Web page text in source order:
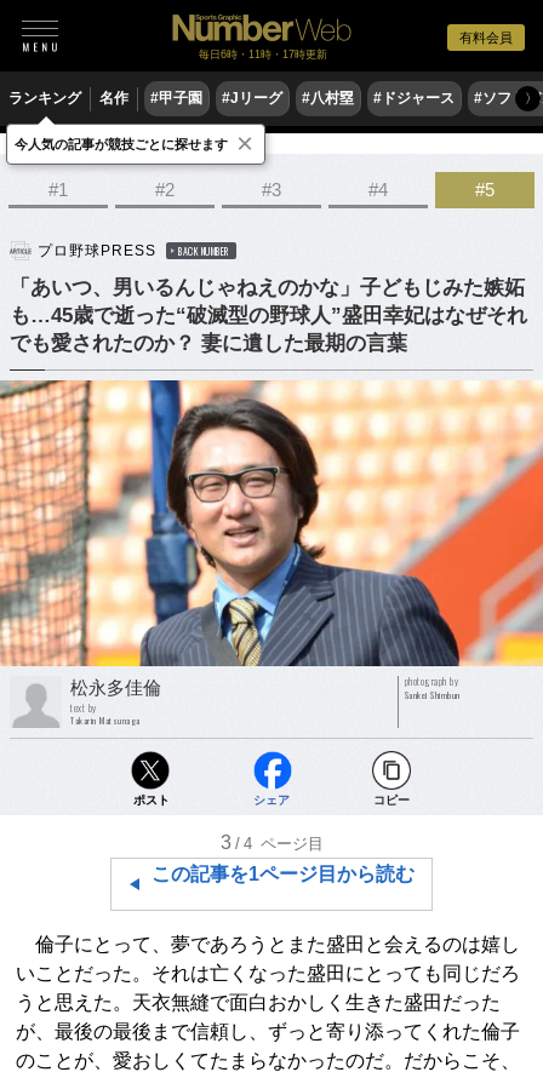
有料会員
毎日6時・11時・17時更新
ランキング 名作 #甲子園 #Jリーグ #八村塁 #ドジャース #ソフト〉
野球 プロ野球
#1 #2 #3 #4 #5
プロ野球PRESS BACK NUMBER
「あいつ、男いるんじゃねえのかな」子どもじみた嫉妬
も…45歳で逝った“破滅型の野球人”盛田幸妃はなぜそれ
でも愛されたのか？ 妻に遺した最期の言葉
松永多佳倫
text by
Takarin Matsunaga
photograph by
Sankei Shimbun
ポスト シェア コピー
3 /4 ページ目
この記事を1ページ目から読む
倫子にとって、夢であろうとまた盛田と会えるのは嬉し
いことだった。それは亡くなった盛田にとっても同じだろ
うと思えた。天衣無縫で面白おかしく生きた盛田だった
が、最後の最後まで信頼し、ずっと寄り添ってくれた倫子
のことが、愛おしくてたまらなかったのだ。だからこそ、
今人気の記事が競技ごとに探せます ×